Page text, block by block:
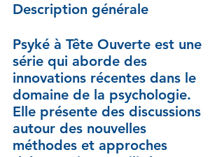
Description générale
Psyké à Tête Ouverte est une
série qui aborde des
innovations récentes dans le
domaine de la psychologie.
Elle présente des discussions
autour des nouvelles
méthodes et approches